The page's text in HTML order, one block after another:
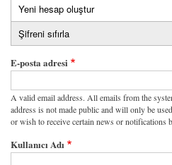
sekmeler
Yeni hesap oluştur(etkin
sekme)
Şifreni sıfırla
E-posta adresi
A valid email address. All emails from the
address is not made public and will only be
or wish to receive certain news or notifications
Kullanıcı Adı